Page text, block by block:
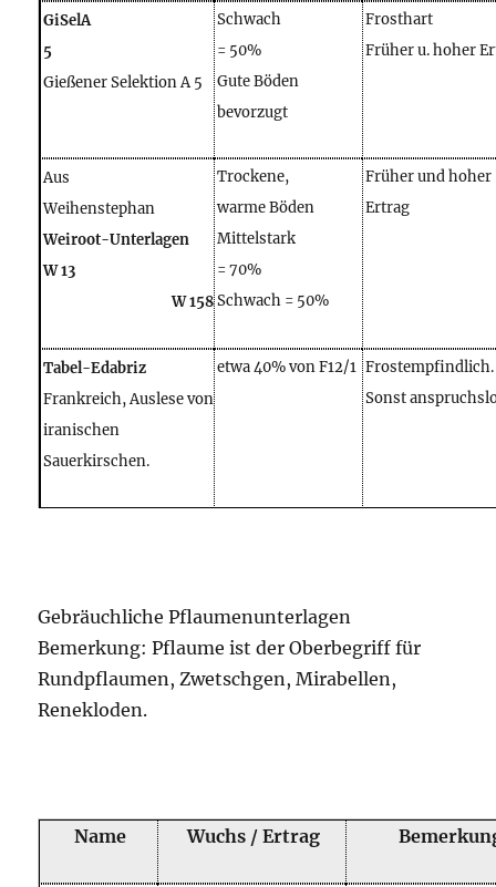
GiSelA
5
Gießener Selektion A 5
Schwach
= 50%
Gute Böden
bevorzugt
Frosthart
Früher u. hoher
Aus
Weihenstephan
Weiroot-Unterlagen
W 13
W 158
Trockene,
warme Böden
Mittelstark
= 70%
Schwach = 50%
Früher und hoher
Ertrag
Tabel-Edabriz
Frankreich, Auslese von
iranischen
Sauerkirschen.
etwa 40% von F12/1 Frostempfindlich.
Sonst
Gebräuchliche Pflaumenunterlagen
Bemerkung: Pflaume ist der Oberbegriff für
Rundpflaumen, Zwetschgen, Mirabellen,
Renekloden.
Name Wuchs / Ertrag